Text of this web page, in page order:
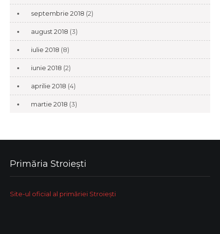
septembrie 2018 (2)
august 2018 (3)
iulie 2018 (8)
iunie 2018 (2)
aprilie 2018 (4)
martie 2018 (3)
Primăria Stroiești
Site-ul oficial al primăriei Stroiești